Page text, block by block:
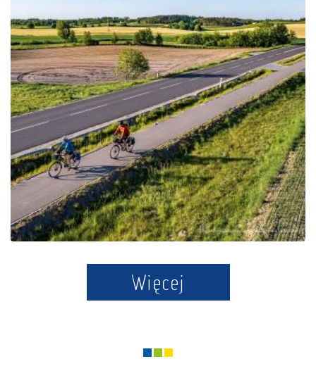
Die Kaschubische
Schweiz-Schleife
Więcej